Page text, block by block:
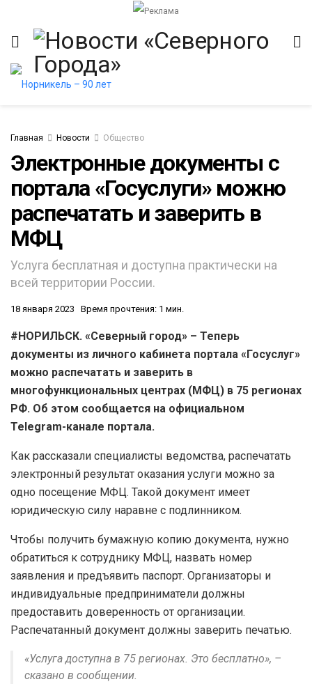
Главная Новости Общество
Электронные документы с
портала «Госуслуги» можно
распечатать и заверить в
МФЦ
Услуга бесплатная и доступна практически на
всей территории России.
18 января 2023 Время прочтения: 1 мин.
#НОРИЛЬСК. «Северный город» – Теперь
документы из личного кабинета портала «Госуслуг»
можно распечатать и заверить в
многофункциональных центрах (МФЦ) в 75 регионах
РФ. Об этом сообщается на официальном
Telegram-канале портала.
Как рассказали специалисты ведомства, распечатать
электронный результат оказания услуги можно за
одно посещение МФЦ. Такой документ имеет
юридическую силу наравне с подлинником.
Чтобы получить бумажную копию документа, нужно
обратиться к сотруднику МФЦ, назвать номер
заявления и предъявить паспорт. Организаторы и
индивидуальные предприниматели должны
предоставить доверенность от организации.
Распечатанный документ должны заверить печатью.
«Услуга доступна в 75 регионах. Это бесплатно», –
сказано в сообщении.